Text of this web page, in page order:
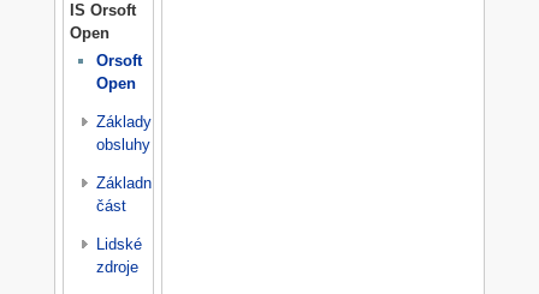
IS Orsoft
Open
Orsoft
Open
Základy
obsluhy
Základní
část
Lidské
zdroje